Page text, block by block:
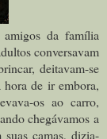
amigos da família
conversavam
deitavam-se
hora de ir embora,
os ao carro,
chegávamos a
camas, dizia-